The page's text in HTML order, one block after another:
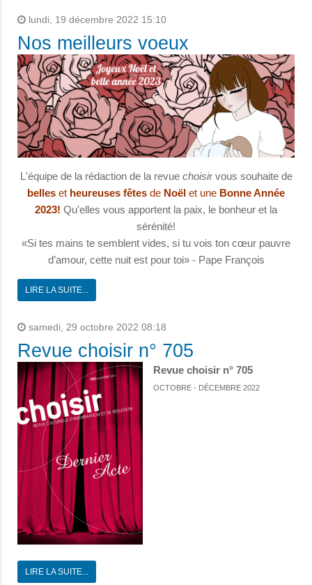
lundi, 19 décembre 2022 15:10
Nos meilleurs voeux
L'équipe de la rédaction de la revue choisir vous souhaite de
belles et heureuses fêtes de Noël et une Bonne Année
2023! Qu'elles vous apportent la paix, le bonheur et la
sérénité!
«Si tes mains te semblent vides, si tu vois ton cœur pauvre
d’amour, cette nuit est pour toi» - Pape François
LIRE LA SUITE...
samedi, 29 octobre 2022 08:18
Revue choisir n° 705
Revue choisir n° 705
OCTOBRE - DÉCEMBRE 2022
LIRE LA SUITE...